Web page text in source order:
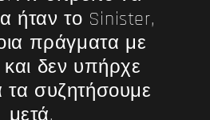
ήταν το Sinister,
πράγματα με
δεν υπήρχε
τα συζητήσουμε